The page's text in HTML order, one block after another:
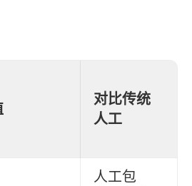
对比传统
人工
人工包